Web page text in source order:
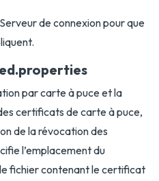
de connexion pour que
par carte à puce et la
certificats de carte à puce,
de la révocation des
l’emplacement du
fichier contenant le certificat